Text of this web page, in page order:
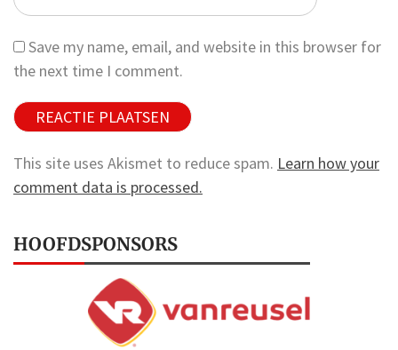
Save my name, email, and website in this browser for
the next time I comment.
This site uses Akismet to reduce spam. Learn how your
comment data is processed.
HOOFDSPONSORS